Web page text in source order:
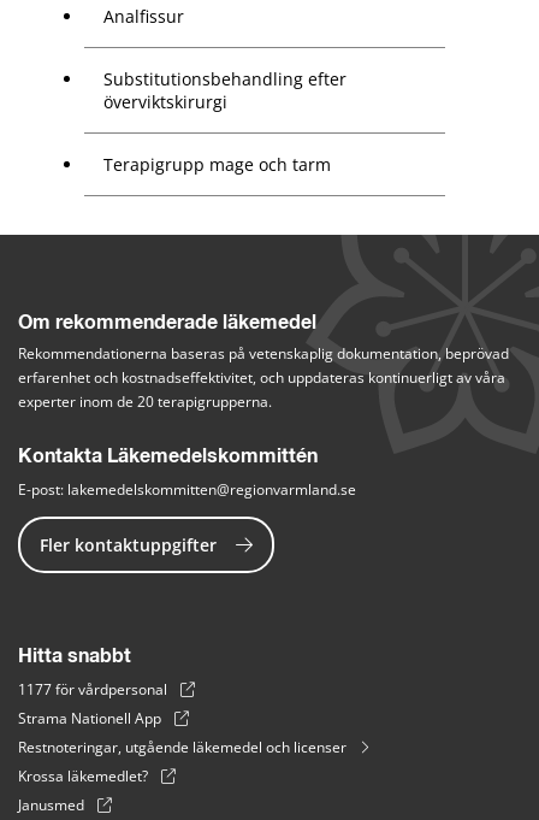
Analfissur
Substitutionsbehandling efter
överviktskirurgi
Terapigrupp mage och tarm
Om rekommenderade läkemedel
Rekommendationerna baseras på vetenskaplig dokumentation, beprövad
erfarenhet och kostnadseffektivitet, och uppdateras kontinuerligt av våra
experter inom de 20 terapigrupperna.
Kontakta Läkemedelskommittén
E-post: lakemedelskommitten@regionvarmland.se
Fler kontaktuppgifter
Hitta snabbt
1177 för vårdpersonal
Strama Nationell App
Restnoteringar, utgående läkemedel och licenser
Krossa läkemedlet?
Janusmed